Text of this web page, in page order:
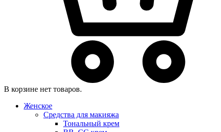
В корзине нет товаров.
Женское
Средства для макияжа
Тональный крем